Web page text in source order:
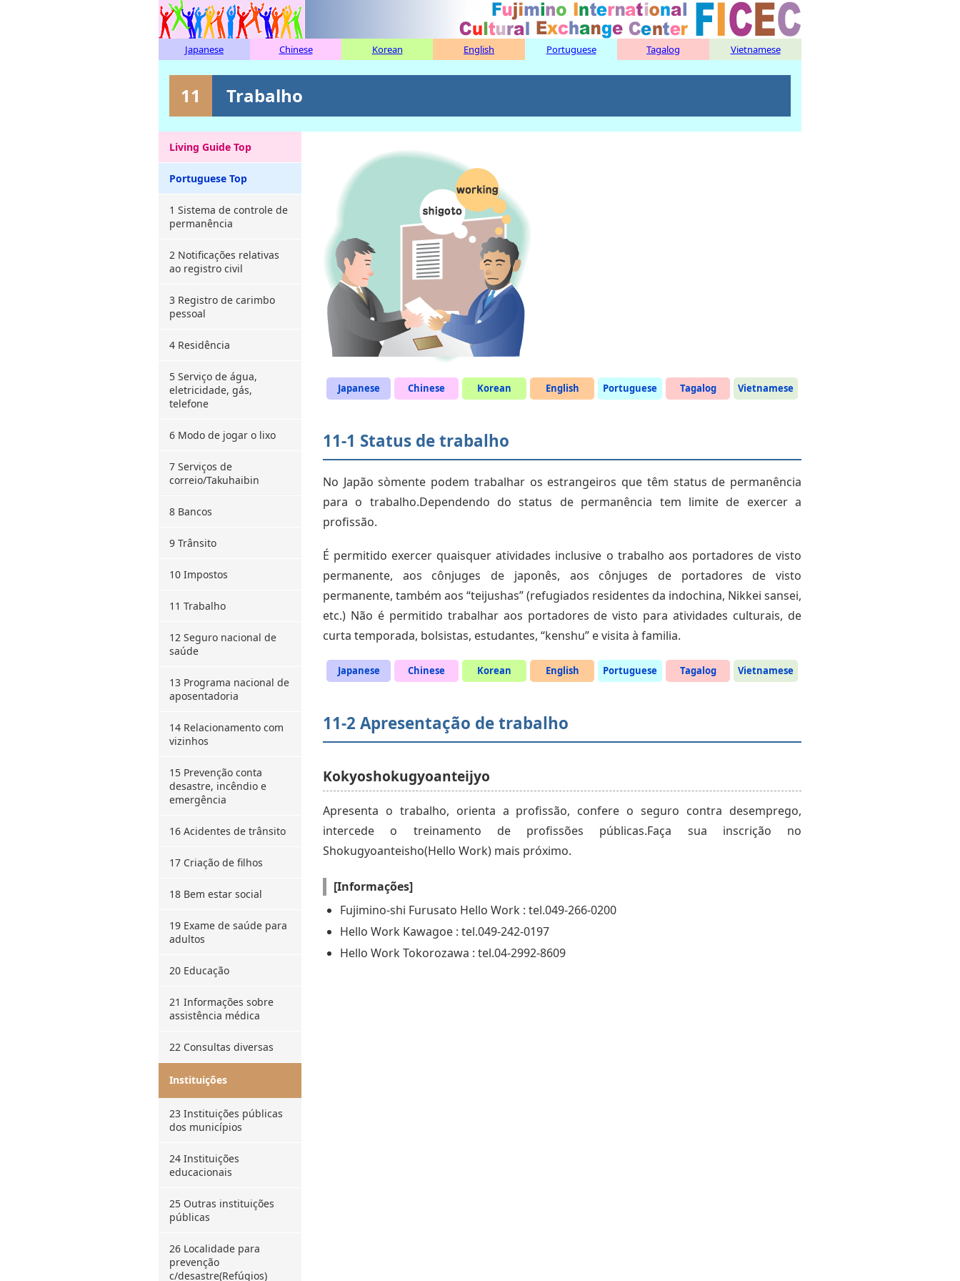
Japanese Chinese Korean English Portuguese Tagalog Vietnamese
11 Trabalho
Living Guide Top
Portuguese Top
1 Sistema de controle de
permanência
2 Notificações relativas
ao registro civil
3 Registro de carimbo
pessoal
4 Residência
5 Serviço de água,
eletricidade, gás,
telefone
6 Modo de jogar o lixo
7 Serviços de
correio/Takuhaibin
8 Bancos
9 Trânsito
10 Impostos
11 Trabalho
12 Seguro nacional de
saúde
13 Programa nacional de
aposentadoria
14 Relacionamento com
vizinhos
15 Prevenção conta
desastre, incêndio e
emergência
16 Acidentes de trânsito
17 Criação de filhos
18 Bem estar social
19 Exame de saúde para
adultos
20 Educação
21 Informações sobre
assistência médica
22 Consultas diversas
Instituições
23 Instituições públicas
dos municípios
24 Instituições
educacionais
25 Outras instituições
públicas
26 Localidade para
prevenção
c/desastre(Refúgios)
Japanese Chinese Korean English Portuguese Tagalog Vietnamese
11-1 Status de trabalho
No Japão sòmente podem trabalhar os estrangeiros que têm status de permanência
para o trabalho.Dependendo do status de permanência tem limite de exercer a
profissão.
É permitido exercer quaisquer atividades inclusive o trabalho aos portadores de visto
permanente, aos cônjuges de japonês, aos cônjuges de portadores de visto
permanente, também aos “teijushas” (refugiados residentes da indochina, Nikkei sansei,
etc.) Não é permitido trabalhar aos portadores de visto para atividades culturais, de
curta temporada, bolsistas, estudantes, “kenshu” e visita à familia.
Japanese Chinese Korean English Portuguese Tagalog Vietnamese
11-2 Apresentação de trabalho
Kokyoshokugyoanteijyo
Apresenta o trabalho, orienta a profissão, confere o seguro contra desemprego,
intercede o treinamento de profissões públicas.Faça sua inscrição no
Shokugyoanteisho(Hello Work) mais próximo.
[Informações]
Fujimino-shi Furusato Hello Work : tel.049-266-0200
Hello Work Kawagoe : tel.049-242-0197
Hello Work Tokorozawa : tel.04-2992-8609